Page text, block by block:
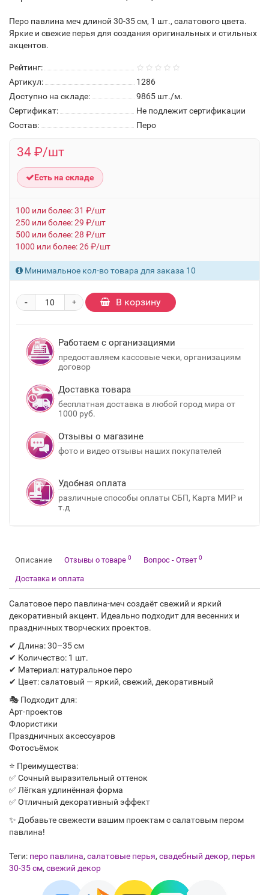
Перо павлина меч длиной 30-35 см, 1 шт., салатового цвета.
Яркие и свежие перья для создания оригинальных и стильных
акцентов.
Рейтинг:
Артикул:
1286
Доступно на складе:
9865 шт./м.
Сертификат:
Не подлежит сертификации
Состав:
Перо
34 ₽/шт
Есть на складе
100 или более: 31 ₽/шт
250 или более: 29 ₽/шт
500 или более: 28 ₽/шт
1000 или более: 26 ₽/шт
Минимальное кол-во товара для заказа 10
+
- В корзину
Работаем с организациями
предоставляем кассовые чеки, организациям
договор
Доставка товара
бесплатная доставка в любой город мира от
1000 руб.
Отзывы о магазине
фото и видео отзывы наших покупателей
Удобная оплата
различные способы оплаты СБП, Карта МИР и
т.д
Описание Отзывы о товаре 0 Вопрос - Ответ 0
Доставка и оплата
Салатовое перо павлина-меч создаёт свежий и яркий
декоративный акцент. Идеально подходит для весенних и
праздничных творческих проектов.
✔ Длина: 30–35 см
✔ Количество: 1 шт.
✔ Материал: натуральное перо
✔ Цвет: салатовый — яркий, свежий, декоративный
🎭 Подходит для:
Арт-проектов
Флористики
Праздничных аксессуаров
Фотосъёмок
⭐ Преимущества:
✅ Сочный выразительный оттенок
✅ Лёгкая удлинённая форма
✅ Отличный декоративный эффект
✨ Добавьте свежести вашим проектам с салатовым пером
павлина!
Теги: перо павлина, салатовые перья, свадебный декор, перья
30-35 см, свежий декор